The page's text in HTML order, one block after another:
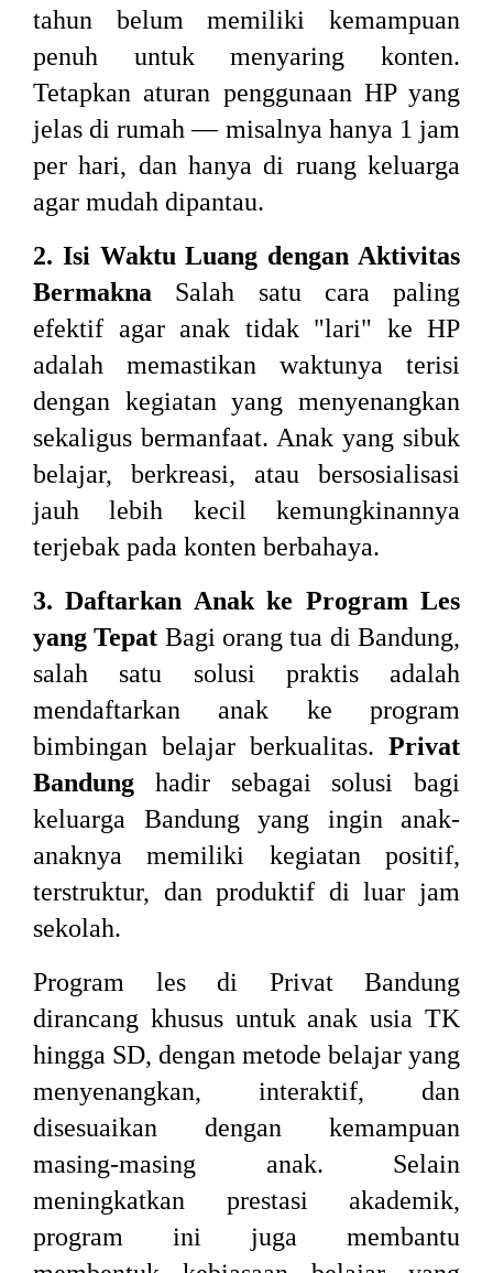
tahun belum memiliki kemampuan
penuh untuk menyaring konten.
Tetapkan aturan penggunaan HP yang
jelas di rumah — misalnya hanya 1 jam
per hari, dan hanya di ruang keluarga
agar mudah dipantau.
2. Isi Waktu Luang dengan Aktivitas
Bermakna Salah satu cara paling
efektif agar anak tidak "lari" ke HP
adalah memastikan waktunya terisi
dengan kegiatan yang menyenangkan
sekaligus bermanfaat. Anak yang sibuk
belajar, berkreasi, atau bersosialisasi
jauh lebih kecil kemungkinannya
terjebak pada konten berbahaya.
3. Daftarkan Anak ke Program Les
yang Tepat Bagi orang tua di Bandung,
salah satu solusi praktis adalah
mendaftarkan anak ke program
bimbingan belajar berkualitas. Privat
Bandung hadir sebagai solusi bagi
keluarga Bandung yang ingin anak-
anaknya memiliki kegiatan positif,
terstruktur, dan produktif di luar jam
sekolah.
Program les di Privat Bandung
dirancang khusus untuk anak usia TK
hingga SD, dengan metode belajar yang
menyenangkan, interaktif, dan
disesuaikan dengan kemampuan
masing-masing anak. Selain
meningkatkan prestasi akademik,
program ini juga membantu